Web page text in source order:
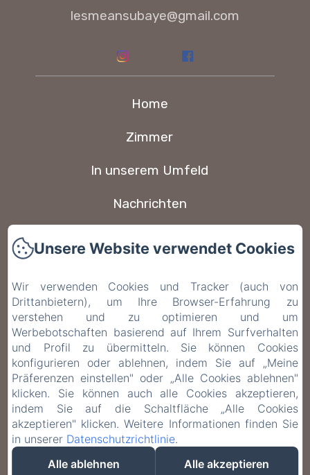
lesmeansubaye@gmail.com
Home
Zimmer
In unserem Umfeld
Nachrichten
Datenschutzerklärung
Rechtliche Informationen
Cookie-Informationen
EN FR ES IT DE
Powered mit Amenitiz
Unsere Website verwendet Cookies
Wir verwenden Cookies und Tracker (auch von
Drittanbietern), um Ihre Browser-Erfahrung zu
verstehen und zu optimieren und um
Werbebotschaften basierend auf Ihrem Surfverhalten
und Profil zu übermitteln. Sie können Cookies
konfigurieren oder ablehnen, indem Sie auf „Meine
Präferenzen einstellen" oder „Alle Cookies ablehnen"
klicken. Sie können auch alle Cookies akzeptieren,
indem Sie auf die Schaltfläche „Alle Cookies
akzeptieren" klicken. Weitere Informationen finden Sie
in unserer Datenschutzrichtlinie.
Alle ablehnen
Alle akzeptieren